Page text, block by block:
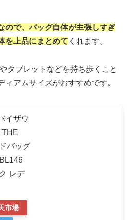
ので、バッグ自体が主張しすぎ
を上品にまとめて くれます。
タブレットなどを持ち歩くこと
ィアムサイズがおすすめです。
イザウ
THE
バッグ
レデ
市場